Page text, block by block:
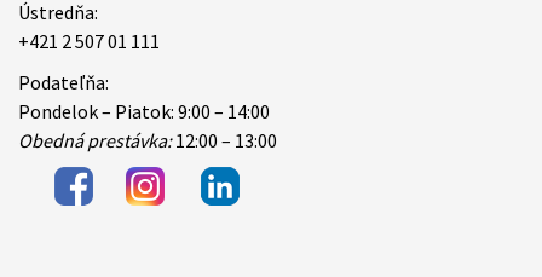
Ústredňa:
+421 2 507 01 111
Podateľňa:
Pondelok – Piatok: 9:00 – 14:00
Obedná prestávka:12:00 – 13:00